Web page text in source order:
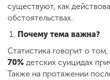
существуют, как
обстоятельствах.
Почему тема важна?
Статистика говорит о
70% детских суицидах
Также на протяжении